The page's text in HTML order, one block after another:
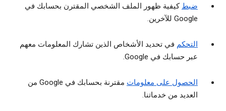
ضبط كيفية ظهور الملف الشخصي المقترن بحسابك في
Google للآخرين.
التحكم في تحديد الأشخاص الذين تشارك المعلومات معهم
عبر حسابك في Google.
الحصول على معلومات
مقترنة بحسابك في Google من
العديد من خدماتنا.